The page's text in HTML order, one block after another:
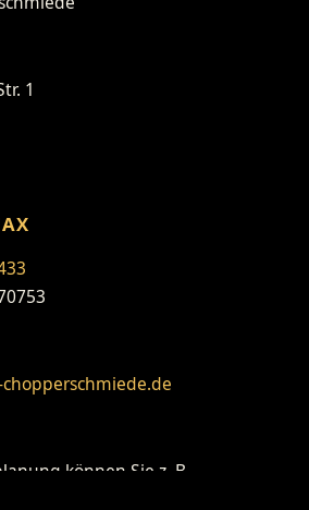
1
können Sie z. B.